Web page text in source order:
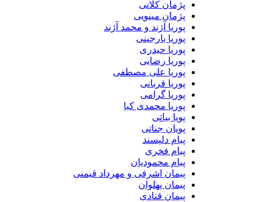
پژمان کلانی
پژمان مینویی
پوریا آژند و محمد آژند
پوریا بارجینی
پوریا حیدری
پوریا رضایی
پوریا علی مصطفی
پوریا قربانی
پوریا گرامی
پوریا محمدی کیا
پویا بیاتی
پویان جناتی
پیام دلپسند
پیام فخری
پیام محمودیان
پیمان اشرفی و مهرداد قیمنی
پیمان پهلوان
پیمان قنادی